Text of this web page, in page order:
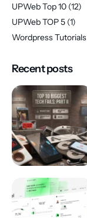
UPWeb Top 10 (12)
UPWeb TOP 5 (1)
Wordpress Tutorials
Recent posts